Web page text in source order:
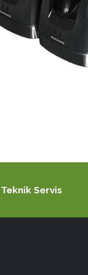
Teknik Servis